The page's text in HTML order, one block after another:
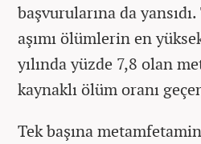
başvurularına da
aşımı ölümlerin en
yılında yüzde 7,8 olan
kaynaklı ölüm oranı
Tek başına